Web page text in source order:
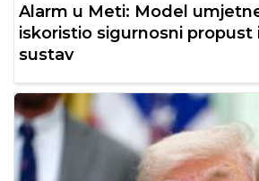
Alarm u Meti: Model
iskoristio sigurnosni propust
sustav